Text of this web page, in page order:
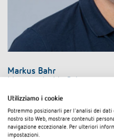
Markus Bahr
Fon: +49 (0) 74 74/692-418
markus.bahr@theben.de
Utilizziamo i cookie
Potremmo posizionarli per l'analisi dei
nostro sito Web, mostrare contenuti
navigazione eccezionale. Per ulteriori
impostazioni.